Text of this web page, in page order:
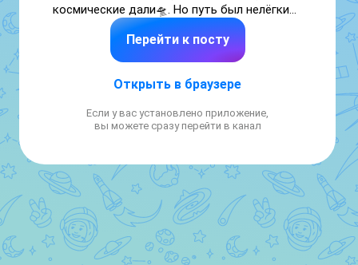
космические дали🛸. Но путь был нелёгким,
пришлось строить ракету🚀 и заправлять её
топливом, облетать планеты 🌏🌕,  пройти
через чёрную космическую дыру, собирать
Но  наши маленькие  "покорители"
смелость и упорство космонавт угостил их
Перейти к посту
Открыть в браузере
Если у вас установлено приложение,
вы можете сразу перейти в канал